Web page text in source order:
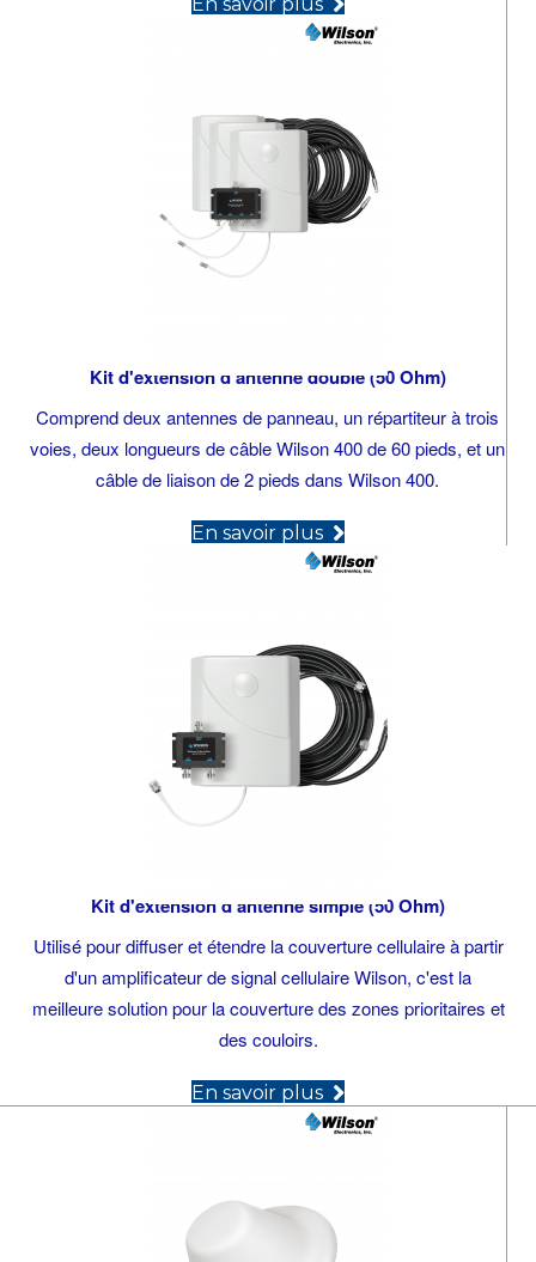
En savoir plus
Kit d'extension d'antenne double (50 Ohm)
Comprend deux antennes de panneau, un répartiteur à trois
voies, deux longueurs de câble Wilson 400 de 60 pieds, et un
câble de liaison de 2 pieds dans Wilson 400.
En savoir plus (opens in new tab)
Kit d'extension d'antenne simple (50 Ohm)
Utilisé pour diffuser et étendre la couverture cellulaire à partir
d'un amplificateur de signal cellulaire Wilson, c'est la
meilleure solution pour la couverture des zones prioritaires et
des couloirs.
En savoir plus (opens in new tab)